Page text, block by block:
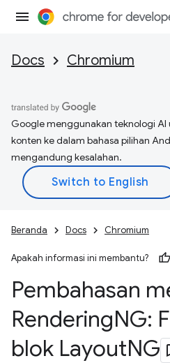
Docs Chromium
Google menggunakan teknologi
konten ke dalam bahasa pilihan
mengandung kesalahan.
Beranda Docs Chromium
Apakah informasi ini membantu?
Pembahasan
RenderingNG:
blok LayoutNG